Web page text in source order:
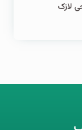
لازک